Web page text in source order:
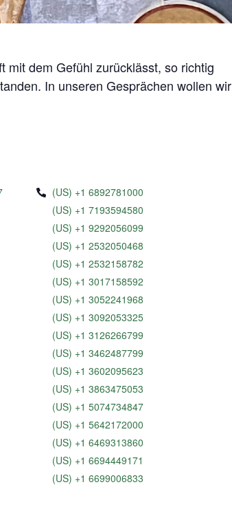
mit dem Gefühl zurücklässt, so richtig
In unseren Gesprächen wollen wir
(US) +1 6892781000
(US) +1 7193594580
(US) +1 9292056099
(US) +1 2532050468
(US) +1 2532158782
(US) +1 3017158592
(US) +1 3052241968
(US) +1 3092053325
(US) +1 3126266799
(US) +1 3462487799
(US) +1 3602095623
(US) +1 3863475053
(US) +1 5074734847
(US) +1 5642172000
(US) +1 6469313860
(US) +1 6694449171
(US) +1 6699006833